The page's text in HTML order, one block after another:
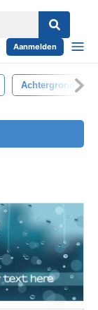
Aanmelden
Achtergrond